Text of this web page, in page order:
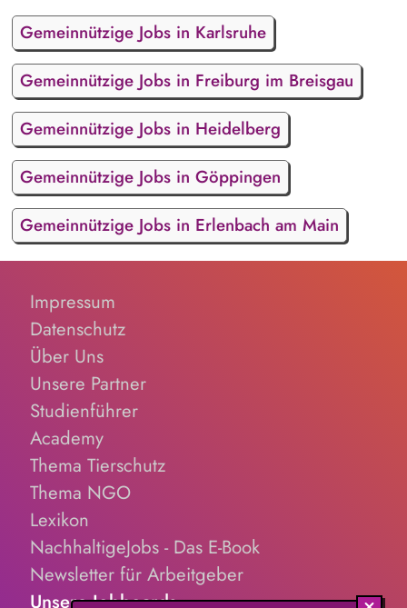
Gemeinnützige Jobs in Karlsruhe
Gemeinnützige Jobs in Freiburg im Breisgau
Gemeinnützige Jobs in Heidelberg
Gemeinnützige Jobs in Göppingen
Gemeinnützige Jobs in Erlenbach am Main
Impressum
Datenschutz
Über Uns
Unsere Partner
Studienführer
Academy
Thema Tierschutz
Thema NGO
Lexikon
NachhaltigeJobs - Das E-Book
Newsletter für Arbeitgeber
Unsere Jobboards